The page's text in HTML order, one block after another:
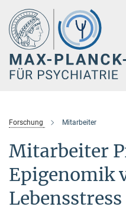
Hauptinhalt
Forschung Mitarbeiter
Mitarbeiter
Epigenomik
Lebensstress